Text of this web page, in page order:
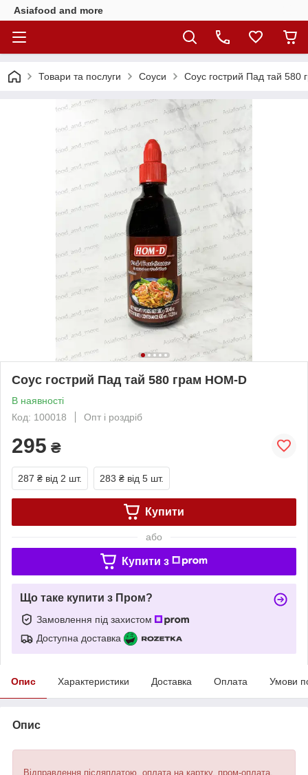
Asiafood and more
Товари та послуги Соуси Соус гострий Пад тай 580
Соус гострий Пад тай 580 грам HOM-D
В наявності
Код: 100018
Опт і роздріб
295 ₴
287 ₴ від 2 шт. 283 ₴ від 5 шт.
Купити
або
Купити з
Що таке купити з Пром?
Замовлення під захистом
Доступна доставка
Опис Характеристики Доставка Оплата Умови
Опис
Відправлення післяплатою, оплата на картку, пром-оплата.